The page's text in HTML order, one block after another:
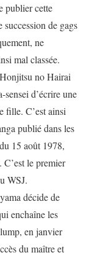
publier cette
de gags
ne
mal classée.
no Hairai
d’écrire une
fille. C’est ainsi
publié dans les
15 août 1978,
le premier
WSJ.
décide de
enchaîne les
en janvier
du maître et